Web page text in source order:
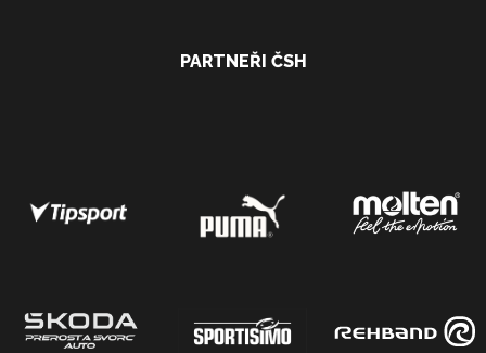
PARTNEŘI ČSH